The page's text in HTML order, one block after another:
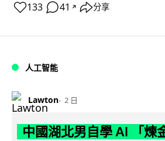
133 41 ↗ 分享
人工智能
Lawton 2 日
中國湖北男自學 AI 「煉